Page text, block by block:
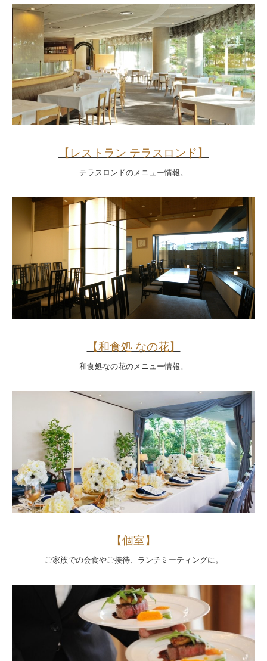
【レストラン テラスロンド】
テラスロンドのメニュー情報。
【和食処 なの花】
和食処なの花のメニュー情報。
【個室】
ご家族での会食やご接待、ランチミーティングに。